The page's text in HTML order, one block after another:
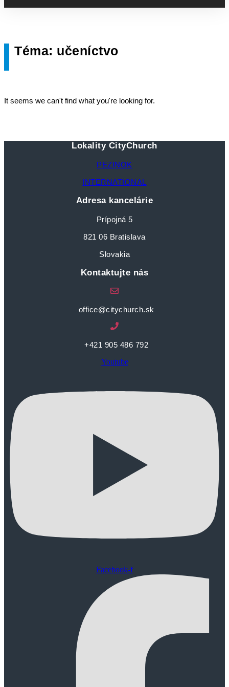
Téma: učeníctvo
It seems we can't find what you're looking for.
Lokality CityChurch
PEZINOK
INTERNATIONAL
Adresa kancelárie
Prípojná 5
821 06 Bratislava
Slovakia
Kontaktujte nás
office@citychurch.sk
+421 905 486 792
Youtube
Facebook-f